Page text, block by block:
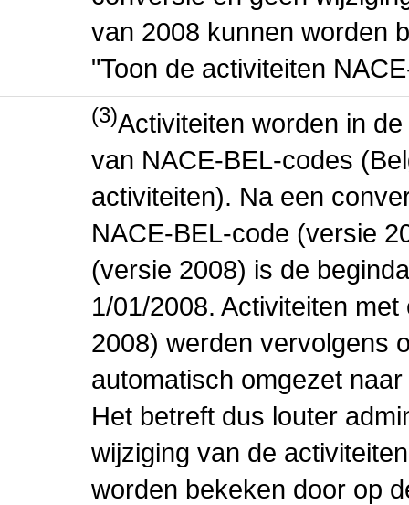
van 2008 kunnen worden
"Toon de activiteiten
(3)Activiteiten worden in
van NACE-BEL-codes
activiteiten). Na een
NACE-BEL-code (versie
(versie 2008) is de
1/01/2008. Activiteiten
2008) werden vervolgens
automatisch omgezet
Het betreft dus louter
wijziging van de
worden bekeken door op